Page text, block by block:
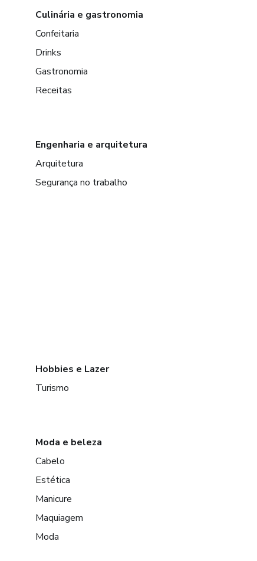
Culinária e gastronomia
Confeitaria
Drinks
Gastronomia
Receitas
Engenharia e arquitetura
Arquitetura
Segurança no trabalho
Hobbies e Lazer
Turismo
Moda e beleza
Cabelo
Estética
Manicure
Maquiagem
Moda